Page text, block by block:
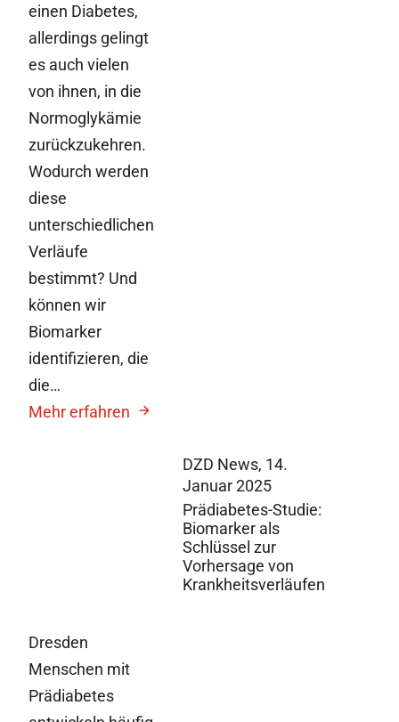
DZD News, 14.
Januar 2025
Prädiabetes-Studie:
Biomarker als
Schlüssel zur
Vorhersage von
Krankheitsverläufen
einen Diabetes,
allerdings gelingt
es auch vielen
von ihnen, in die
Normoglykämie
zurückzukehren.
Wodurch werden
diese
unterschiedlichen
Verläufe
bestimmt? Und
können wir
Biomarker
identifizieren, die
die…
Mehr erfahren
Dresden
Menschen mit
Prädiabetes